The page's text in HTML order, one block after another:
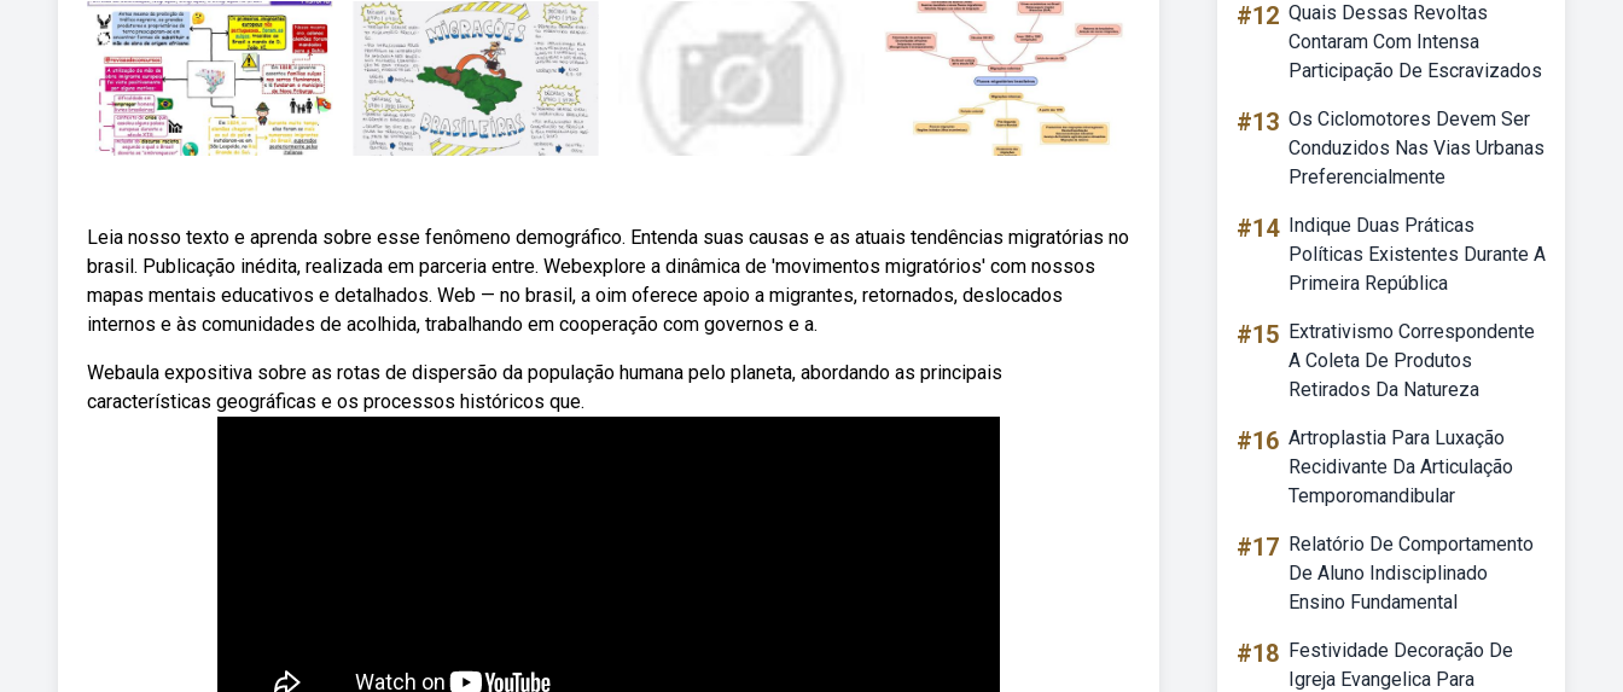
Leia nosso texto e aprenda sobre esse fenômeno demográfico. Entenda suas causas e as atuais tendências migratórias no
brasil. Publicação inédita, realizada em parceria entre. Webexplore a dinâmica de 'movimentos migratórios' com nossos
mapas mentais educativos e detalhados. Web — no brasil, a oim oferece apoio a migrantes, retornados, deslocados
internos e às comunidades de acolhida, trabalhando em cooperação com governos e a.
Webaula expositiva sobre as rotas de dispersão da população humana pelo planeta, abordando as principais
características geográficas e os processos históricos que.
#12 Quais Dessas Revoltas
Contaram Com Intensa
Participação De Escravizados
#13 Os Ciclomotores Devem Ser
Conduzidos Nas Vias Urbanas
Preferencialmente
#14 Indique Duas Práticas
Políticas Existentes Durante A
Primeira República
#15 Extrativismo Correspondente
A Coleta De Produtos
Retirados Da Natureza
#16 Artroplastia Para Luxação
Recidivante Da Articulação
Temporomandibular
#17 Relatório De Comportamento
De Aluno Indisciplinado
Ensino Fundamental
#18 Festividade Decoração De
Igreja Evangelica Para